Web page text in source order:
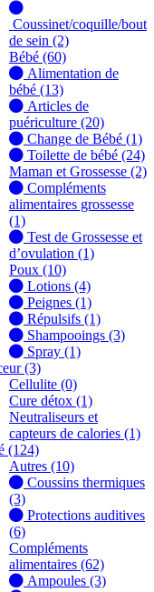
Coussinet/coquille/bout
de sein (2)
Bébé (60)
Alimentation de
bébé (13)
Articles de
puériculture (20)
Change de Bébé (1)
Toilette de bébé (24)
Maman et Grossesse (2)
Compléments
alimentaires grossesse
(1)
Test de Grossesse et
d’ovulation (1)
Poux (10)
Lotions (4)
Peignes (1)
Répulsifs (1)
Shampooings (3)
Spray (1)
(3)
Cellulite (0)
Cure détox (1)
Neutraliseurs et
capteurs de calories (1)
(124)
Autres (10)
Coussins thermiques
(3)
Protections auditives
(6)
Compléments
alimentaires (62)
Ampoules (3)